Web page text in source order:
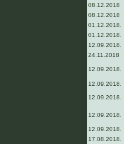
08.12.2018
08.12.2018
01.12.2018.
01.12.2018.
12.09.2018.
24.11.2018
12.09.2018.
12.09.2018.
12.09.2018.
12.09.2018.
12.09.2018.
17.08.2018.